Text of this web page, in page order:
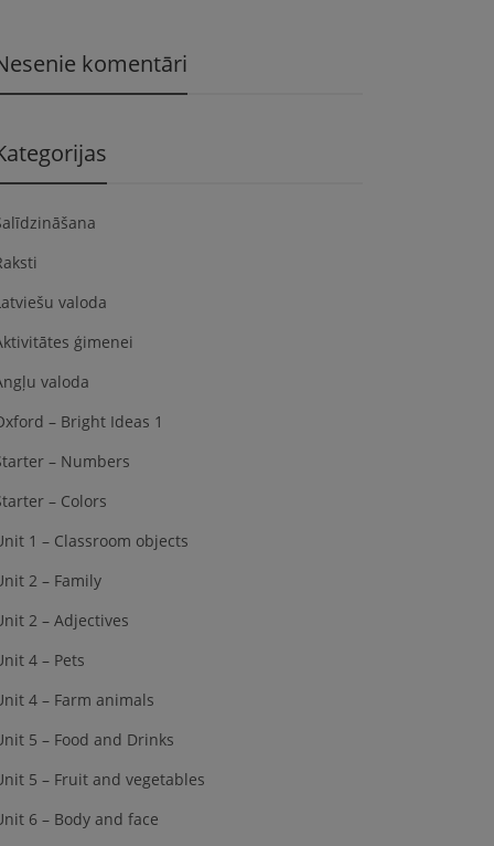
komentāri
valoda
ģimenei
valoda
– Bright Ideas 1
– Numbers
– Colors
1 – Classroom objects
2 – Family
2 – Adjectives
4 – Pets
4 – Farm animals
5 – Food and Drinks
5 – Fruit and vegetables
6 – Body and face